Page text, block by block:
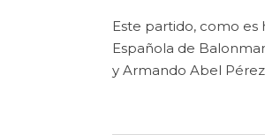
Este partido, como es
Española de
y Armando Abel